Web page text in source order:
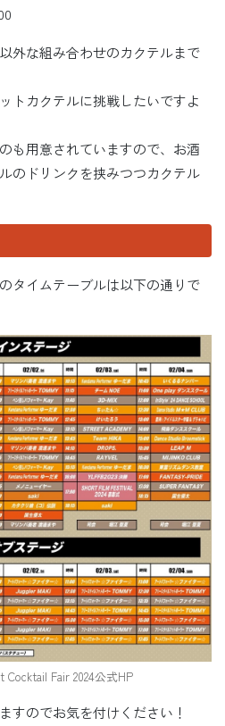
外な組み合わせのカクテルまで
トカクテルに挑戦したいですよ
も用意されていますので、お酒
のドリンクを挟みつつカクテル
タイムテーブルは以下の通りで
Cocktail Fair 2024公式HP
すのでお気を付けください！